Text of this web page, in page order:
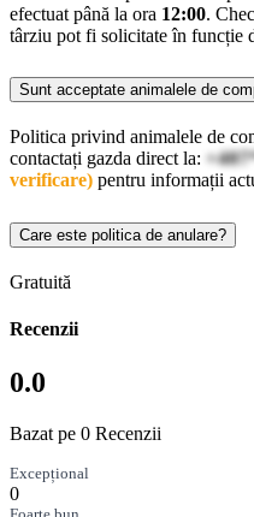
efectuat până la ora 12:00.
târziu pot fi solicitate în funcție
Sunt acceptate animalele de
Politica privind animalele de
contactați gazda direct la:
verificare) pentru informații
Care este politica de anulare?
Gratuită
Recenzii
0.0
Bazat pe 0 Recenzii
Excepțional
0